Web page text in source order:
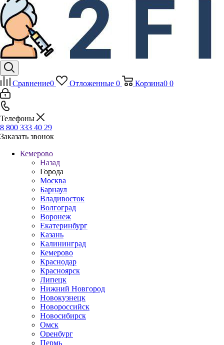
Сравнение0 Отложенные 0 Корзина0 0
Телефоны
8 800 333 40 29
Заказать звонок
Кемерово
Назад
Города
Москва
Барнаул
Владивосток
Волгоград
Воронеж
Екатеринбург
Казань
Калининград
Кемерово
Краснодар
Красноярск
Липецк
Нижний Новгород
Новокузнецк
Новороссийск
Новосибирск
Омск
Оренбург
Пермь